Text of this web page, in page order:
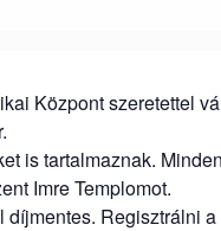
Központ szeretettel
is tartalmaznak.
Imre Templomot.
díjmentes. Regisztrálni